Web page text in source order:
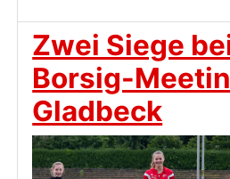
Zwei Siege
Borsig-
Gladbeck